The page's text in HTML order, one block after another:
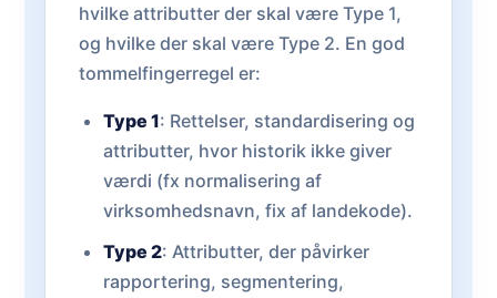
hvilke attributter der skal være Type 1,
og hvilke der skal være Type 2. En god
tommelfingerregel er:
Type 1: Rettelser, standardisering og
attributter, hvor historik ikke giver
værdi (fx normalisering af
virksomhedsnavn, fix af landekode).
Type 2: Attributter, der påvirker
rapportering, segmentering,